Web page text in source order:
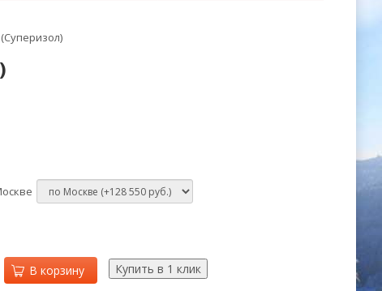
В корзину